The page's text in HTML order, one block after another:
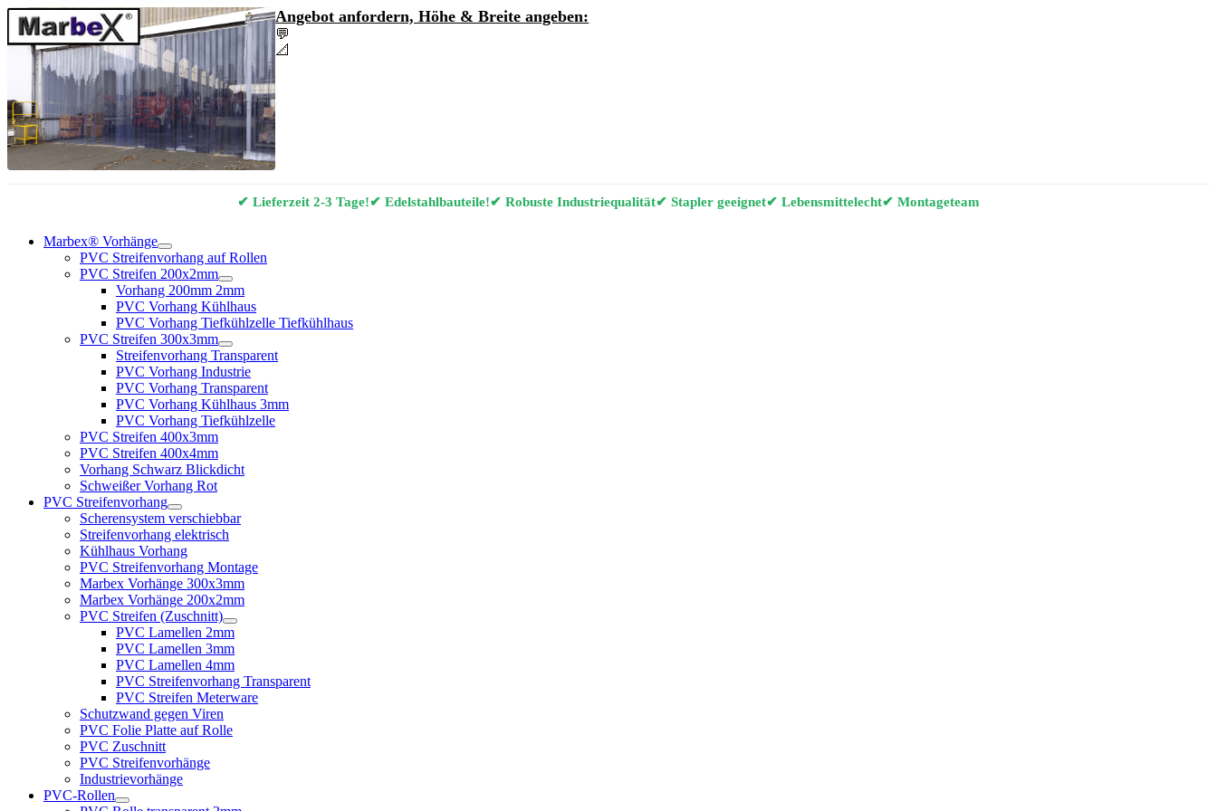
Angebot anfordern, Höhe & Breite angeben:
💬
📐
✔ Lieferzeit 2-3 Tage!✔ Edelstahlbauteile!✔ Robuste Industriequalität✔ Stapler geeignet✔ Lebensmittelecht✔ Montageteam
Marbex® Vorhänge
PVC Streifenvorhang auf Rollen
PVC Streifen 200x2mm
Vorhang 200mm 2mm
PVC Vorhang Kühlhaus
PVC Vorhang Tiefkühlzelle Tiefkühlhaus
PVC Streifen 300x3mm
Streifenvorhang Transparent
PVC Vorhang Industrie
PVC Vorhang Transparent
PVC Vorhang Kühlhaus 3mm
PVC Vorhang Tiefkühlzelle
PVC Streifen 400x3mm
PVC Streifen 400x4mm
Vorhang Schwarz Blickdicht
Schweißer Vorhang Rot
PVC Streifenvorhang
Scherensystem verschiebbar
Streifenvorhang elektrisch
Kühlhaus Vorhang
PVC Streifenvorhang Montage
Marbex Vorhänge 300x3mm
Marbex Vorhänge 200x2mm
PVC Streifen (Zuschnitt)
PVC Lamellen 2mm
PVC Lamellen 3mm
PVC Lamellen 4mm
PVC Streifenvorhang Transparent
PVC Streifen Meterware
Schutzwand gegen Viren
PVC Folie Platte auf Rolle
PVC Zuschnitt
PVC Streifenvorhänge
Industrievorhänge
PVC-Rollen